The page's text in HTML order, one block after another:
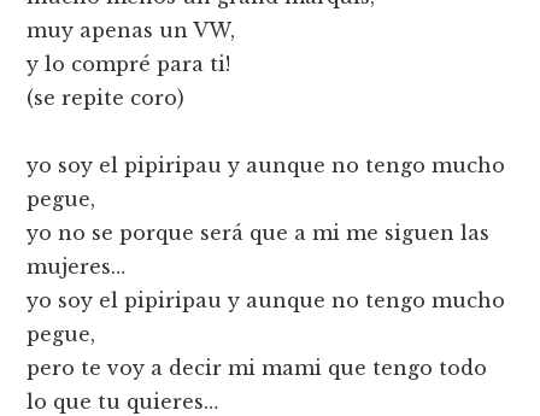
muy apenas un VW,
y lo compré para ti!
(se repite coro)
yo soy el pipiripau y aunque no tengo mucho
pegue,
yo no se porque será que a mi me siguen las
mujeres…
yo soy el pipiripau y aunque no tengo mucho
pegue,
pero te voy a decir mi mami que tengo todo
lo que tu quieres…